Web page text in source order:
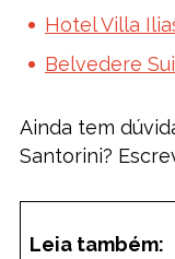
Hotel Villa
Belvedere
Ainda tem
Santorini?
Leia também: